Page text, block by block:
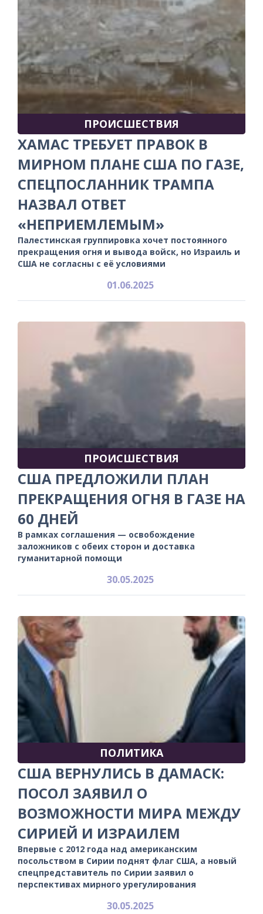
ПРОИСШЕСТВИЯ
ХАМАС ТРЕБУЕТ ПРАВОК В
МИРНОМ ПЛАНЕ США ПО ГАЗЕ,
СПЕЦПОСЛАННИК ТРАМПА
НАЗВАЛ ОТВЕТ
«НЕПРИЕМЛЕМЫМ»
Палестинская группировка хочет постоянного
прекращения огня и вывода войск, но Израиль и
США не согласны с её условиями
01.06.2025
ПРОИСШЕСТВИЯ
США ПРЕДЛОЖИЛИ ПЛАН
ПРЕКРАЩЕНИЯ ОГНЯ В ГАЗЕ НА
60 ДНЕЙ
В рамках соглашения — освобождение
заложников с обеих сторон и доставка
гуманитарной помощи
30.05.2025
ПОЛИТИКА
США ВЕРНУЛИСЬ В ДАМАСК:
ПОСОЛ ЗАЯВИЛ О
ВОЗМОЖНОСТИ МИРА МЕЖДУ
СИРИЕЙ И ИЗРАИЛЕМ
Впервые с 2012 года над американским
посольством в Сирии поднят флаг США, а новый
спецпредставитель по Сирии заявил о
перспективах мирного урегулирования
30.05.2025